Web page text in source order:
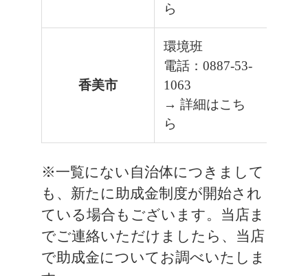
ら
香美市
環境班
電話：0887-53-
1063
→ 詳細はこち
ら
※一覧にない自治体につきまして
も、新たに助成金制度が開始され
ている場合もございます。当店ま
でご連絡いただけましたら、当店
で助成金についてお調べいたしま